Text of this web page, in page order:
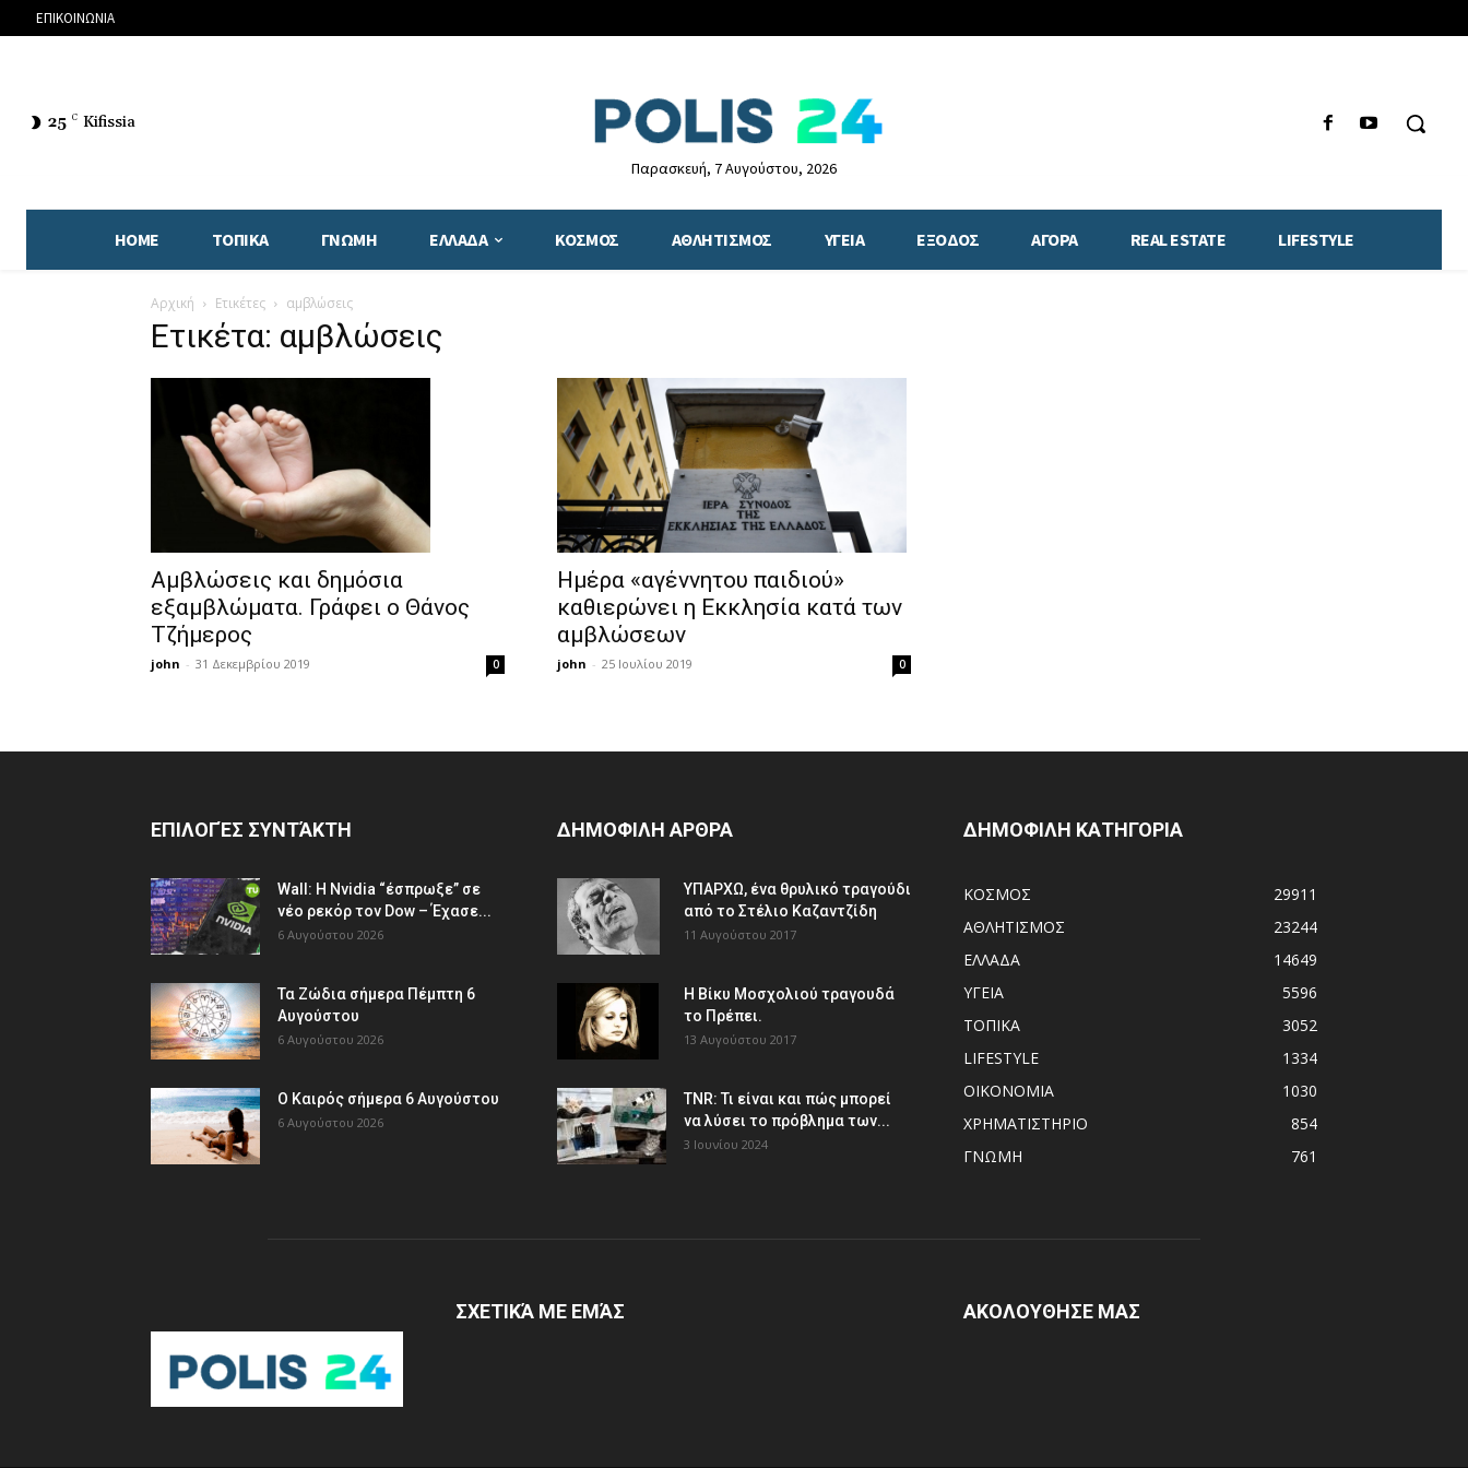
ΕΠΙΚΟΙΝΩΝΙΑ
25 C Kifissia
Παρασκευή, 7 Αυγούστου, 2026
HOME ΤΟΠΙΚΑ ΓΝΩΜΗ ΕΛΛΑΔΑ ΚΟΣΜΟΣ ΑΘΛΗΤΙΣΜΟΣ ΥΓΕΙΑ ΕΞΟΔΟΣ ΑΓΟΡΑ REAL ESTATE LIFESTYLE
Αρχική Ετικέτες αμβλώσεις
Ετικέτα: αμβλώσεις
Αμβλώσεις και δημόσια
εξαμβλώματα. Γράφει ο Θάνος
Τζήμερος
john - 31 Δεκεμβρίου 2019 0
Ημέρα «αγέννητου παιδιού»
καθιερώνει η Εκκλησία κατά των
αμβλώσεων
john - 25 Ιουλίου 2019 0
ΕΠΙΛΟΓΈΣ ΣΥΝΤΆΚΤΗ
Wall: Η Nvidia “έσπρωξε” σε
νέο ρεκόρ τον Dow – Έχασε...
6 Αυγούστου 2026
Τα Ζώδια σήμερα Πέμπτη 6
Αυγούστου
6 Αυγούστου 2026
Ο Καιρός σήμερα 6 Αυγούστου
6 Αυγούστου 2026
ΔΗΜΟΦΙΛΗ ΑΡΘΡΑ
ΥΠΑΡΧΩ, ένα θρυλικό τραγούδι
από το Στέλιο Καζαντζίδη
11 Αυγούστου 2017
Η Βίκυ Μοσχολιού τραγουδά
το Πρέπει.
13 Αυγούστου 2017
TNR: Τι είναι και πώς μπορεί
να λύσει το πρόβλημα των...
3 Ιουνίου 2024
ΔΗΜΟΦΙΛΗ ΚΑΤΗΓΟΡΙΑ
ΚΟΣΜΟΣ
29911
ΑΘΛΗΤΙΣΜΟΣ
23244
ΕΛΛΑΔΑ
14649
ΥΓΕΙΑ
5596
ΤΟΠΙΚΑ
3052
LIFESTYLE
1334
ΟΙΚΟΝΟΜΙΑ
1030
ΧΡΗΜΑΤΙΣΤΗΡΙΟ
854
ΓΝΩΜΗ
761
ΣΧΕΤΙΚΆ ΜΕ ΕΜΆΣ ΑΚΟΛΟΥΘΗΣΕ ΜΑΣ